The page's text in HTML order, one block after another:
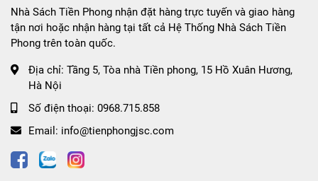
Nhà Sách Tiền Phong nhận đặt hàng trực tuyến và giao hàng
tận nơi hoặc nhận hàng tại tất cả Hệ Thống Nhà Sách Tiền
Phong trên toàn quốc.
Địa chỉ: Tầng 5, Tòa nhà Tiền phong, 15 Hồ Xuân Hương,
Hà Nội
Số điện thoại: 0968.715.858
Email: info@tienphongjsc.com